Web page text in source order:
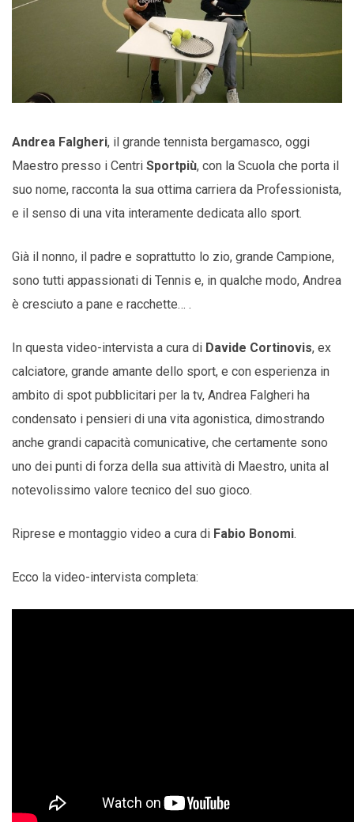
Andrea Falgheri, il grande tennista bergamasco, oggi
Maestro presso i Centri Sportpiù, con la Scuola che porta il
suo nome, racconta la sua ottima carriera da Professionista,
e il senso di una vita interamente dedicata allo sport.
Già il nonno, il padre e soprattutto lo zio, grande Campione,
sono tutti appassionati di Tennis e, in qualche modo, Andrea
è cresciuto a pane e racchette… .
In questa video-intervista a cura di Davide Cortinovis, ex
calciatore, grande amante dello sport, e con esperienza in
ambito di spot pubblicitari per la tv, Andrea Falgheri ha
condensato i pensieri di una vita agonistica, dimostrando
anche grandi capacità comunicative, che certamente sono
uno dei punti di forza della sua attività di Maestro, unita al
notevolissimo valore tecnico del suo gioco.
Riprese e montaggio video a cura di Fabio Bonomi.
Ecco la video-intervista completa: